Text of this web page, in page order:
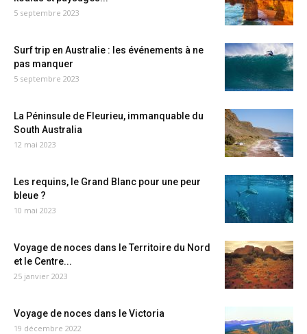
5 septembre 2023
Surf trip en Australie : les événements à ne
pas manquer
5 septembre 2023
La Péninsule de Fleurieu, immanquable du
South Australia
12 mai 2023
Les requins, le Grand Blanc pour une peur
bleue ?
10 mai 2023
Voyage de noces dans le Territoire du Nord
et le Centre...
25 janvier 2023
Voyage de noces dans le Victoria
19 décembre 2022